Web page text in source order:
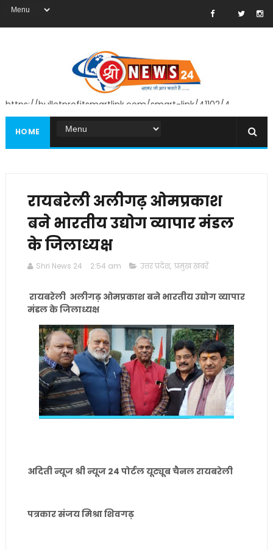
https://bulletprofitsmartlink.com/smart-link/41102/4
HOME
रायबरेली अलीगढ़ ओमप्रकाश
बने भारतीय उद्योग व्यापार मंडल
के जिलाध्यक्ष
Shri News 24 2:54 am उत्तर प्रदेश, प्रमुख खबरें
रायबरेली अलीगढ़ ओमप्रकाश बने भारतीय उद्योग व्यापार
मंडल के जिलाध्यक्ष
अदिती न्यूज श्री न्यूज 24 पोर्टल यूट्यूब चैनल रायबरेली
पत्रकार संजय मिश्रा शिवगढ़